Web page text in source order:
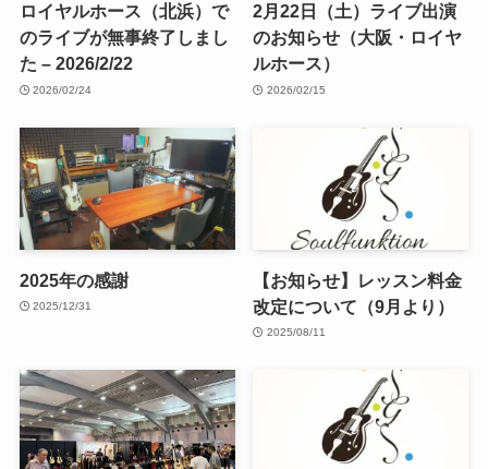
ロイヤルホース（北浜）で
のライブが無事終了しまし
た – 2026/2/22
2026/02/24
2月22日（土）ライブ出演
のお知らせ（大阪・ロイヤ
ルホース）
2026/02/15
2025年の感謝
2025/12/31
【お知らせ】レッスン料金
改定について（9月より）
2025/08/11